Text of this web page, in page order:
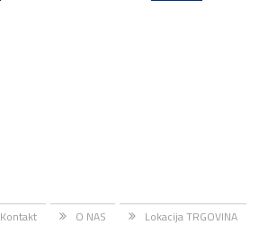
Kontakt O NAS Lokacija TRGOVINA